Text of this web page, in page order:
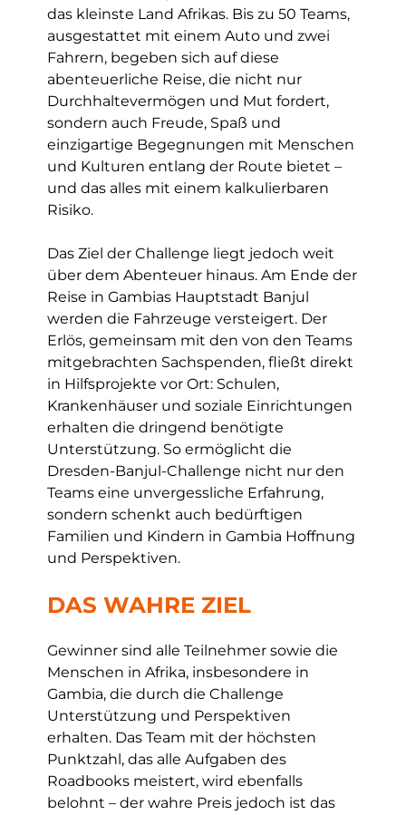
das kleinste Land Afrikas. Bis zu 50 Teams,
ausgestattet mit einem Auto und zwei
Fahrern, begeben sich auf diese
abenteuerliche Reise, die nicht nur
Durchhaltevermögen und Mut fordert,
sondern auch Freude, Spaß und
einzigartige Begegnungen mit Menschen
und Kulturen entlang der Route bietet –
und das alles mit einem kalkulierbaren
Risiko.
Das Ziel der Challenge liegt jedoch weit
über dem Abenteuer hinaus. Am Ende der
Reise in Gambias Hauptstadt Banjul
werden die Fahrzeuge versteigert. Der
Erlös, gemeinsam mit den von den Teams
mitgebrachten Sachspenden, fließt direkt
in Hilfsprojekte vor Ort: Schulen,
Krankenhäuser und soziale Einrichtungen
erhalten die dringend benötigte
Unterstützung. So ermöglicht die
Dresden-Banjul-Challenge nicht nur den
Teams eine unvergessliche Erfahrung,
sondern schenkt auch bedürftigen
Familien und Kindern in Gambia Hoffnung
und Perspektiven.
DAS WAHRE ZIEL
Gewinner sind alle Teilnehmer sowie die
Menschen in Afrika, insbesondere in
Gambia, die durch die Challenge
Unterstützung und Perspektiven
erhalten. Das Team mit der höchsten
Punktzahl, das alle Aufgaben des
Roadbooks meistert, wird ebenfalls
belohnt – der wahre Preis jedoch ist das